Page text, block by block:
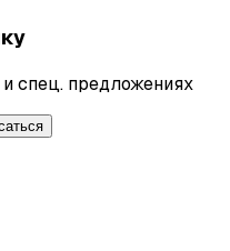
спец. предложениях